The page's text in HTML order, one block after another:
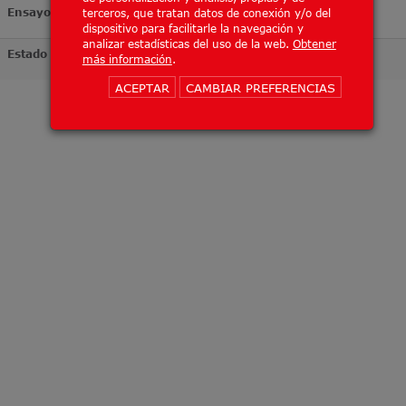
terceros, que tratan datos de conexión y/o del
dispositivo para facilitarle la navegación y
analizar estadísticas del uso de la web. Obtener
más información.
ACEPTAR CAMBIAR PREFERENCIAS
Ensayo
Estado